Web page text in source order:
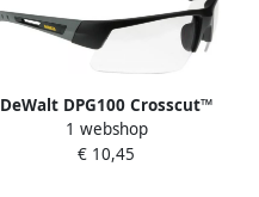
DeWalt DPG100 Crosscut™
Veiligheidsbril | Helder Glas
DPG100-1DEU
1 webshop
€ 10,45